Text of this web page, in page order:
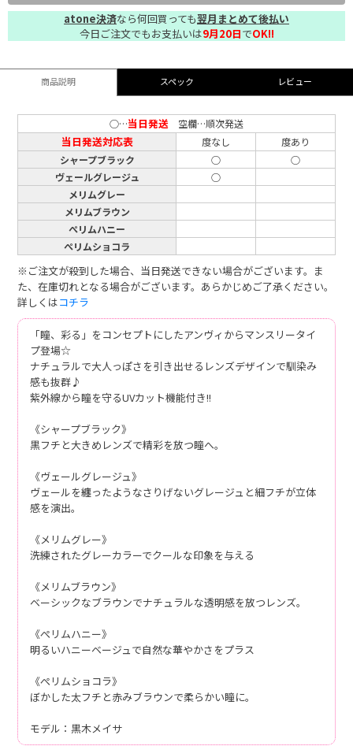
atone決済なら何回買っても翌月まとめて後払い
今日ご注文でもお支払いは9月20日でOK!!
商品説明 スペック レビュー
○…当日発送 空欄…順次発送
当日発送対応表 度なし
度あり
シャープブラック
○
○
ヴェールグレージュ
○
メリムグレー
メリムブラウン
ぺリムハニー
ぺリムショコラ
※ご注文が殺到した場合、当日発送できない場合がございます。ま
た、在庫切れとなる場合がございます。あらかじめご了承ください。
詳しくはコチラ
「瞳、彩る」をコンセプトにしたアンヴィからマンスリータイ
プ登場☆
ナチュラルで大人っぽさを引き出せるレンズデザインで馴染み
感も抜群♪
紫外線から瞳を守るUVカット機能付き!!
《シャープブラック》
黒フチと大きめレンズで精彩を放つ瞳へ。
《ヴェールグレージュ》
ヴェールを纏ったようなさりげないグレージュと細フチが立体
感を演出。
《メリムグレー》
洗練されたグレーカラーでクールな印象を与える
《メリムブラウン》
ベーシックなブラウンでナチュラルな透明感を放つレンズ。
《ぺリムハニー》
明るいハニーベージュで自然な華やかさをプラス
《ぺリムショコラ》
ぼかした太フチと赤みブラウンで柔らかい瞳に。
モデル：黒木メイサ